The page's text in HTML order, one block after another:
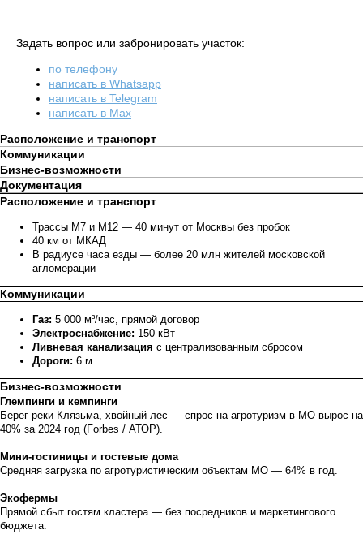
Задать вопрос или забронировать участок:
по телефону
написать в Whatsapp
написать в Telegram
написать в Max
Расположение и транспорт
Коммуникации
Бизнес-возможности
Документация
Расположение и транспорт
Трассы М7 и М12 — 40 минут от Москвы без пробок
40 км от МКАД
В радиусе часа езды — более 20 млн жителей московской
агломерации
Коммуникации
Газ: 5 000 м³/час, прямой договор
Электроснабжение: 150 кВт
Ливневая канализация с централизованным сбросом
Дороги: 6 м
Бизнес-возможности
Глемпинги и кемпинги
Берег реки Клязьма, хвойный лес — спрос на агротуризм в МО вырос на
40% за 2024 год (Forbes / АТОР).
Мини-гостиницы и гостевые дома
Средняя загрузка по агротуристическим объектам МО — 64% в год.
Экофермы
Прямой сбыт гостям кластера — без посредников и маркетингового
бюджета.